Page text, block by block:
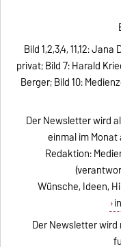
Bild 1,2,3,4, 11,12:
privat; Bild 7: Harald
Berger; Bild 10:
Der Newsletter wird
einmal im
Redaktion:
Wünsche, Ideen,
Der Newsletter